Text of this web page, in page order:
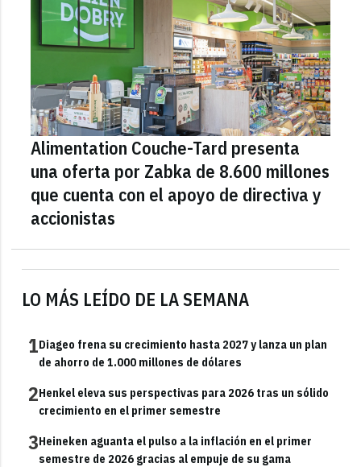
LO MÁS LEÍDO DE LA SEMANA
1Diageo frena su crecimiento hasta 2027 y lanza un plan
de ahorro de 1.000 millones de dólares
2Henkel eleva sus perspectivas para 2026 tras un sólido
crecimiento en el primer semestre
3Heineken aguanta el pulso a la inflación en el primer
semestre de 2026 gracias al empuje de su gama
Alimentation Couche-Tard presenta
una oferta por Zabka de 8.600 millones
que cuenta con el apoyo de directiva y
accionistas